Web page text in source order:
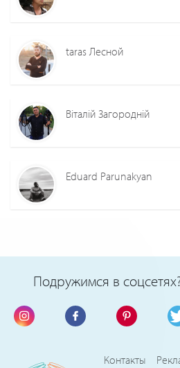
taras Лесной
Віталій Загородній
Eduard Parunakyan
Подружимся в
Контакты